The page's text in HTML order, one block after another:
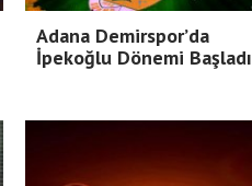
Adana Demirspor’da
İpekoğlu Dönemi Başladı